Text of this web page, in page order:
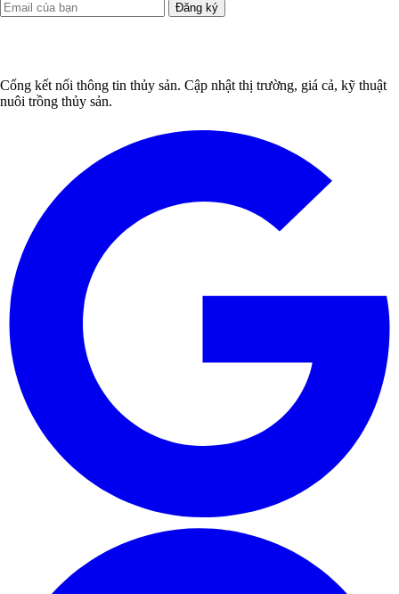
Đăng ký
Cổng kết nối thông tin thủy sản. Cập nhật thị trường, giá cả, kỹ thuật
nuôi trồng thủy sản.